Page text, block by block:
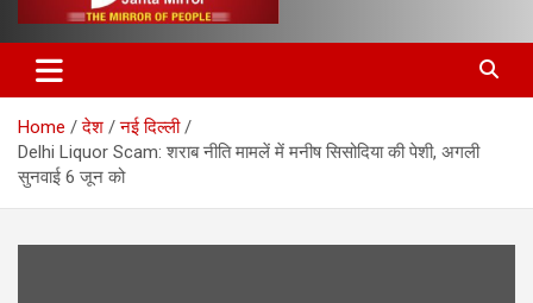
Janta Mirror
Home देश
नई दिल्ली
Delhi Liquor Scam: शराब नीति मामलें में मनीष सिसोदिया की पेशी, अगली
सुनवाई 6 जून को